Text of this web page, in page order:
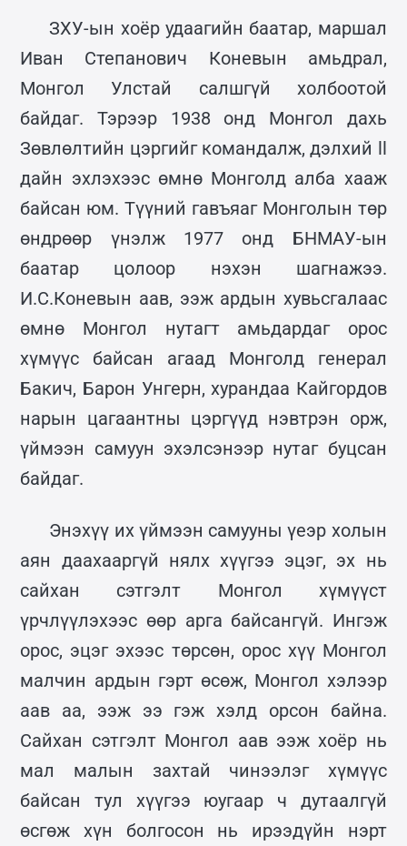
ЗХУ-ын хоёр удаагийн баатар, маршал
Иван Степанович Коневын амьдрал,
Монгол Улстай салшгүй холбоотой
байдаг. Тэрээр 1938 онд Монгол дахь
Зөвлөлтийн цэргийг командалж, дэлхий ll
дайн эхлэхээс өмнө Монголд алба хааж
байсан юм. Түүний гавъяаг Монголын төр
өндрөөр үнэлж 1977 онд БНМАУ-ын
баатар цолоор нэхэн шагнажээ.
И.С.Коневын аав, ээж ардын хувьсгалаас
өмнө Монгол нутагт амьдардаг орос
хүмүүс байсан агаад Монголд генерал
Бакич, Барон Унгерн, хурандаа Кайгордов
нарын цагаантны цэргүүд нэвтрэн орж,
үймээн самуун эхэлсэнээр нутаг буцсан
байдаг.
Энэхүү их үймээн самууны үеэр холын
аян даахааргүй нялх хүүгээ эцэг, эх нь
сайхан сэтгэлт Монгол хүмүүст
үрчлүүлэхээс өөр арга байсангүй. Ингэж
орос, эцэг эхээс төрсөн, орос хүү Монгол
малчин ардын гэрт өсөж, Монгол хэлээр
аав аа, ээж ээ гэж хэлд орсон байна.
Сайхан сэтгэлт Монгол аав ээж хоёр нь
мал малын захтай чинээлэг хүмүүс
байсан тул хүүгээ юугаар ч дутаалгүй
өсгөж хүн болгосон нь ирээдүйн нэрт